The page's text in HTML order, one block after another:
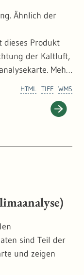
erstellt
etwa in
nicht
Ähnlich der
dieses Produkt
der Kaltluft,
Mehr
WMS
TIFF
HTML
sind Teil der
und zeigen